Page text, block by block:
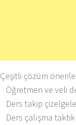
Çeşitli çözüm
Öğretmen ve veli
Ders takip
Ders çalışma